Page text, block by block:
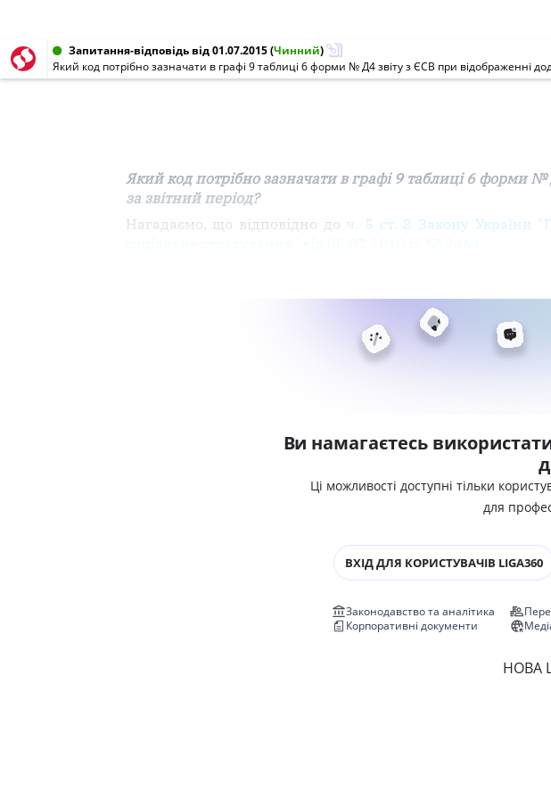
Запитання-відповідь від 01.07.2015(Чинний)
Який код потрібно зазначати в графі 9 таблиці 6 форми № Д4 звіту з ЄСВ при відображенні
Який код потрібно зазначати в графі 9 таблиці 6 форми
за звітний період?
Нагадаємо, що відповідно до ч. 5 ст. 8 Закону України
Ви намагаєтесь
Ці можливості доступні тільки
для
ВХІД ДЛЯ КОРИСТУВАЧІВ LIGA360
Законодавство та аналітика
Корпоративні документи
НОВА